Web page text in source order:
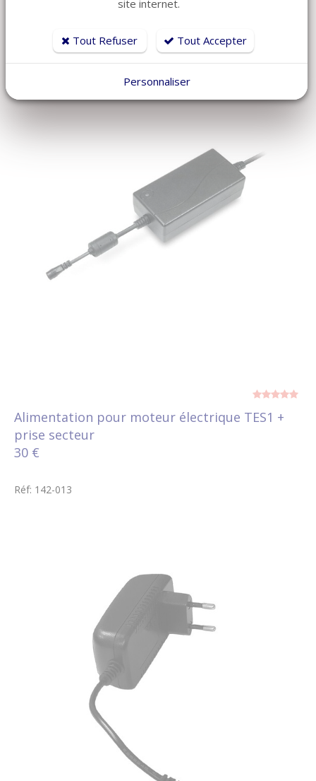
Alimentation pour moteur électrique TES1 +
prise secteur
30 €
Réf: 142-013
site internet.
Tout Refuser Tout Accepter
Personnaliser